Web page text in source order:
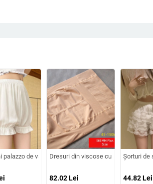
negre, cu talie înaltă, elastice, strâmte, creion,
2025, fără cusături, pentru strat de bază
3/4, negru, croială slim, ușoare, respirante pentru
palazzo de vară pentru femei, cu șorturi integrate,
Dresuri din viscose cu susținere a
82.02Lei
Șorturi de
44.82Lei